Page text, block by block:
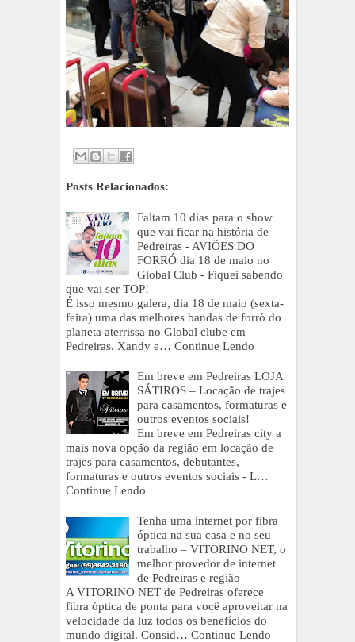
Posts Relacionados:
Faltam 10 dias para o show
que vai ficar na história de
Pedreiras - AVIÕES DO
FORRÓ dia 18 de maio no
Global Club - Fiquei sabendo
que vai ser TOP!
É isso mesmo galera, dia 18 de maio (sexta-
feira) uma das melhores bandas de forró do
planeta aterrissa no Global clube em
Pedreiras. Xandy e… Continue Lendo
Em breve em Pedreiras LOJA
SÁTIROS – Locação de trajes
para casamentos, formaturas e
outros eventos sociais!
Em breve em Pedreiras city a
mais nova opção da região em locação de
trajes para casamentos, debutantes,
formaturas e outros eventos sociais - L…
Continue Lendo
Tenha uma internet por fibra
óptica na sua casa e no seu
trabalho – VITORINO NET, o
melhor provedor de internet
de Pedreiras e região
A VITORINO NET de Pedreiras oferece
fibra óptica de ponta para você aproveitar na
velocidade da luz todos os benefícios do
mundo digital. Consid… Continue Lendo